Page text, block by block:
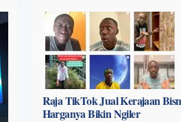
Raja TikTok Jual Kerajaan
Harganya Bikin Ngiler